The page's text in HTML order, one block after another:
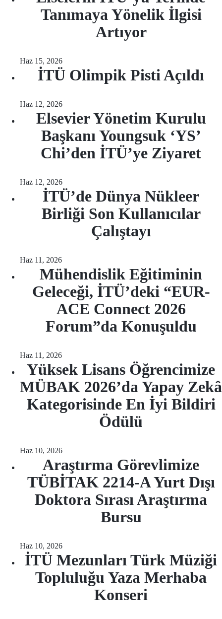
Tanımaya Yönelik İlgisi
Artıyor
Haz 15, 2026
İTÜ Olimpik Pisti Açıldı
Haz 12, 2026
Elsevier Yönetim Kurulu
Başkanı Youngsuk ‘YS’
Chi’den İTÜ’ye Ziyaret
Haz 12, 2026
İTÜ’de Dünya Nükleer
Birliği Son Kullanıcılar
Çalıştayı
Haz 11, 2026
Mühendislik Eğitiminin
Geleceği, İTÜ’deki “EUR-
ACE Connect 2026
Forum”da Konuşuldu
Haz 11, 2026
Yüksek Lisans Öğrencimize
MÜBAK 2026’da Yapay Zekâ
Kategorisinde En İyi Bildiri
Ödülü
Haz 10, 2026
Araştırma Görevlimize
TÜBİTAK 2214-A Yurt Dışı
Doktora Sırası Araştırma
Bursu
Haz 10, 2026
İTÜ Mezunları Türk Müziği
Topluluğu Yaza Merhaba
Konseri